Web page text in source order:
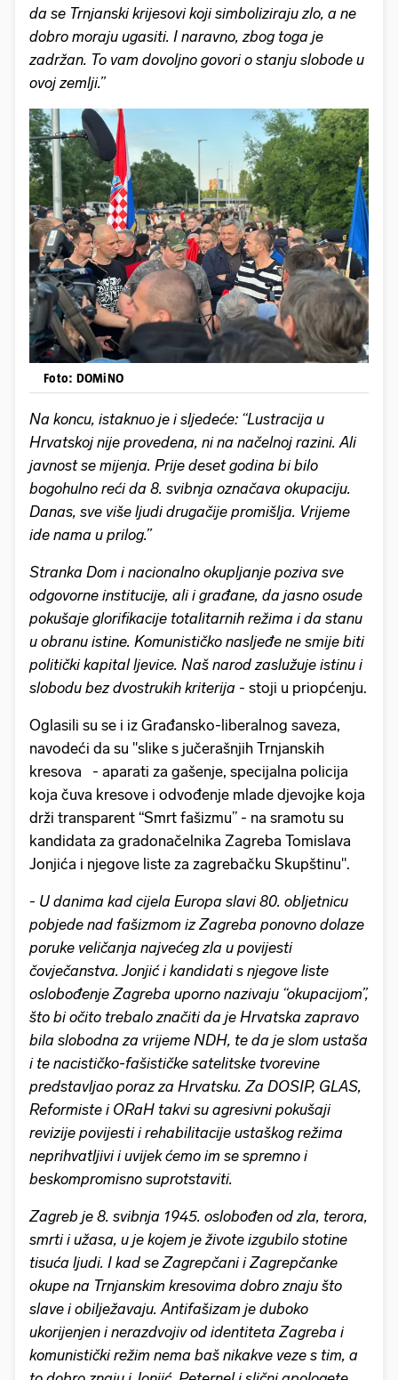
da se Trnjanski krijesovi koji simboliziraju zlo, a ne
dobro moraju ugasiti. I naravno, zbog toga je
zadržan. To vam dovoljno govori o stanju slobode u
ovoj zemlji.”
Foto: DOMiNO
Na koncu, istaknuo je i sljedeće: “Lustracija u
Hrvatskoj nije provedena, ni na načelnoj razini. Ali
javnost se mijenja. Prije deset godina bi bilo
bogohulno reći da 8. svibnja označava okupaciju.
Danas, sve više ljudi drugačije promišlja. Vrijeme
ide nama u prilog.”
Stranka Dom i nacionalno okupljanje poziva sve
odgovorne institucije, ali i građane, da jasno osude
pokušaje glorifikacije totalitarnih režima i da stanu
u obranu istine. Komunističko nasljeđe ne smije biti
politički kapital ljevice. Naš narod zaslužuje istinu i
slobodu bez dvostrukih kriterija - stoji u priopćenju.
Oglasili su se i iz Građansko-liberalnog saveza,
navodeći da su "slike s jučerašnjih Trnjanskih
kresova - aparati za gašenje, specijalna policija
koja čuva kresove i odvođenje mlade djevojke koja
drži transparent “Smrt fašizmu” - na sramotu su
kandidata za gradonačelnika Zagreba Tomislava
Jonjića i njegove liste za zagrebačku Skupštinu".
- U danima kad cijela Europa slavi 80. obljetnicu
pobjede nad fašizmom iz Zagreba ponovno dolaze
poruke veličanja najvećeg zla u povijesti
čovječanstva. Jonjić i kandidati s njegove liste
oslobođenje Zagreba uporno nazivaju “okupacijom”,
što bi očito trebalo značiti da je Hrvatska zapravo
bila slobodna za vrijeme NDH, te da je slom ustaša
i te nacističko-fašističke satelitske tvorevine
predstavljao poraz za Hrvatsku. Za DOSIP, GLAS,
Reformiste i ORaH takvi su agresivni pokušaji
revizije povijesti i rehabilitacije ustaškog režima
neprihvatljivi i uvijek ćemo im se spremno i
beskompromisno suprotstaviti.
Zagreb je 8. svibnja 1945. oslobođen od zla, terora,
smrti i užasa, u je kojem je živote izgubilo stotine
tisuća ljudi. I kad se Zagrepčani i Zagrepčanke
okupe na Trnjanskim kresovima dobro znaju što
slave i obilježavaju. Antifašizam je duboko
ukorijenjen i nerazdvojiv od identiteta Zagreba i
komunistički režim nema baš nikakve veze s tim, a